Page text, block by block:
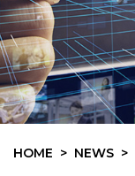
HOME NEWS